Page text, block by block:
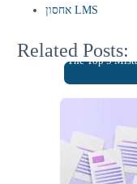
אחסון LMS
Related Posts:
The Top 5